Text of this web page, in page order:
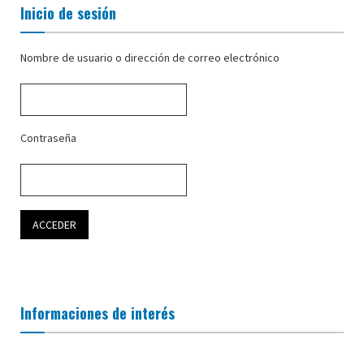
Inicio de sesión
Nombre de usuario o dirección de correo electrónico
Contraseña
Informaciones de interés